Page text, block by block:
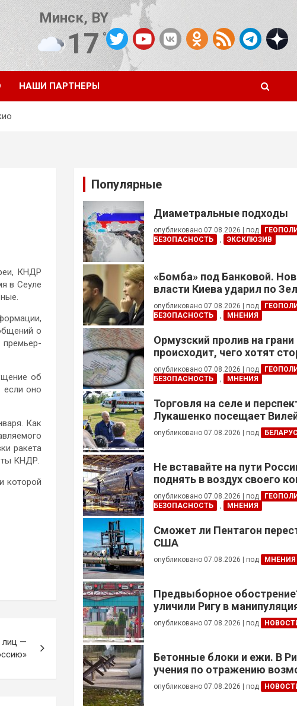
Минск, BY
17°C
Погода от OpenWeatherMap
НАШИ ПАРТНЕРЫ
КНДР
в Сеуле
о
об
если оно
Как
ракета
КНДР.
которой
лиц —
Популярные
Диаметральные подходы
опубликовано 07.08.2026 под
БЕЗОПАСНОСТЬ
, ЭКСКЛЮЗИВ
«Бомба» под Банковой.
власти Киева ударил по
опубликовано 07.08.2026 под
БЕЗОПАСНОСТЬ
, МНЕНИЯ
Ормузский пролив на
происходит, чего хотят
это приведет?
опубликовано 07.08.2026 под
БЕЗОПАСНОСТЬ
, МНЕНИЯ
Торговля на селе и
Лукашенко посещает
опубликовано 07.08.2026 под
Не вставайте на пути
поднять в воздух своего
опубликовано 07.08.2026 под
БЕЗОПАСНОСТЬ
, МНЕНИЯ
Сможет ли Пентагон
США
опубликовано 07.08.2026 под МНЕНИЯ
Предвыборное
уличили Ригу в
Беларусью
опубликовано 07.08.2026 под
Бетонные блоки и ежи. В
учения по отражению
вторжения
опубликовано 07.08.2026 под